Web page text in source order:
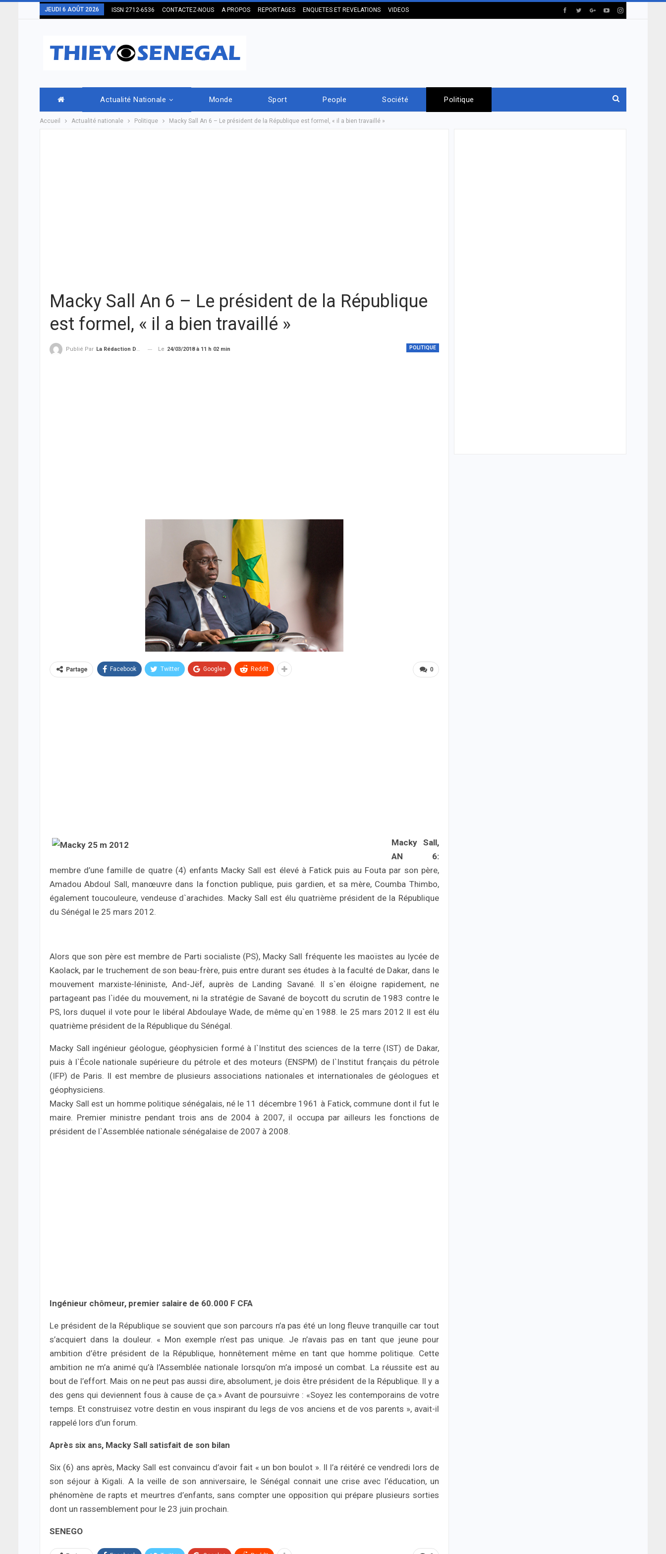
JEUDI 6 AOÛT 2026 ISSN 2712-6536 CONTACTEZ-NOUS A PROPOS REPORTAGES ENQUETES ET REVELATIONS VIDEOS
Actualité Nationale Monde Sport People Société Politique
Accueil Actualité nationale Politique Macky Sall An 6 – Le président de la République est formel, « il a bien travaillé »
Macky Sall An 6 – Le président de la République
est formel, « il a bien travaillé »
POLITIQUE
Publié Par La Rédaction De THIEYSENEGAL.com Le 24/03/2018 à 11 h 02 min
0
Partage Facebook Twitter Google+ ReddIt
Macky Sall,
AN 6:
membre d’une famille de quatre (4) enfants Macky Sall est élevé à Fatick puis au Fouta par son père,
Amadou Abdoul Sall, manœuvre dans la fonction publique, puis gardien, et sa mère, Coumba Thimbo,
également toucouleure, vendeuse d`arachides. Macky Sall est élu quatrième président de la République
du Sénégal le 25 mars 2012.
Alors que son père est membre de Parti socialiste (PS), Macky Sall fréquente les maoïstes au lycée de
Kaolack, par le truchement de son beau-frère, puis entre durant ses études à la faculté de Dakar, dans le
mouvement marxiste-léniniste, And-Jëf, auprès de Landing Savané. Il s`en éloigne rapidement, ne
partageant pas l`idée du mouvement, ni la stratégie de Savané de boycott du scrutin de 1983 contre le
PS, lors duquel il vote pour le libéral Abdoulaye Wade, de même qu`en 1988. le 25 mars 2012 Il est élu
quatrième président de la République du Sénégal.
Macky Sall ingénieur géologue, géophysicien formé à l`Institut des sciences de la terre (IST) de Dakar,
puis à l`École nationale supérieure du pétrole et des moteurs (ENSPM) de l`Institut français du pétrole
(IFP) de Paris. Il est membre de plusieurs associations nationales et internationales de géologues et
géophysiciens.
Macky Sall est un homme politique sénégalais, né le 11 décembre 1961 à Fatick, commune dont il fut le
maire. Premier ministre pendant trois ans de 2004 à 2007, il occupa par ailleurs les fonctions de
président de l`Assemblée nationale sénégalaise de 2007 à 2008.
Ingénieur chômeur, premier salaire de 60.000 F CFA
Le président de la République se souvient que son parcours n’a pas été un long fleuve tranquille car tout
s’acquiert dans la douleur. « Mon exemple n’est pas unique. Je n’avais pas en tant que jeune pour
ambition d’être président de la République, honnêtement même en tant que homme politique. Cette
ambition ne m’a animé qu’à l’Assemblée nationale lorsqu’on m’a imposé un combat. La réussite est au
bout de l’effort. Mais on ne peut pas aussi dire, absolument, je dois être président de la République. Il y a
des gens qui deviennent fous à cause de ça.» Avant de poursuivre : «Soyez les contemporains de votre
temps. Et construisez votre destin en vous inspirant du legs de vos anciens et de vos parents », avait-il
rappelé lors d’un forum.
Après six ans, Macky Sall satisfait de son bilan
Six (6) ans après, Macky Sall est convaincu d’avoir fait « un bon boulot ». Il l’a réitéré ce vendredi lors de
son séjour à Kigali. A la veille de son anniversaire, le Sénégal connait une crise avec l’éducation, un
phénomène de rapts et meurtres d’enfants, sans compter une opposition qui prépare plusieurs sorties
dont un rassemblement pour le 23 juin prochain.
SENEGO